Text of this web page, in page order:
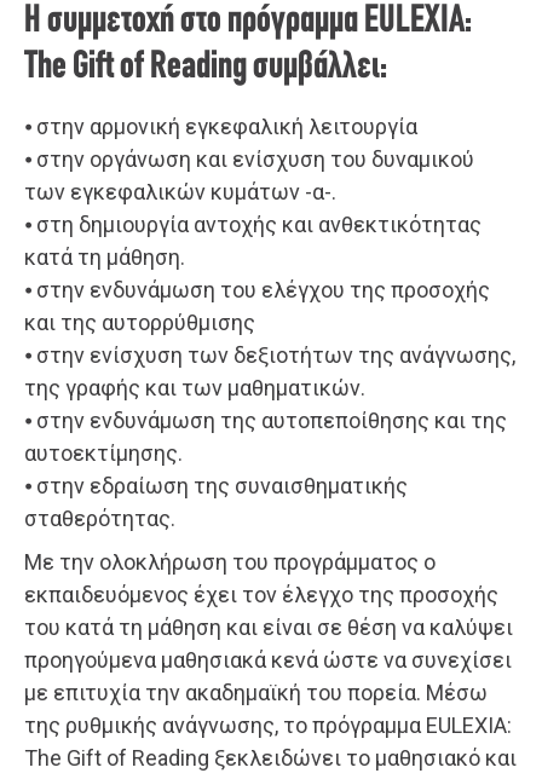
Η συμμετοχή στο πρόγραμμα EULEXIA:
The Gift of Reading συμβάλλει:
⦁ στην αρμονική εγκεφαλική λειτουργία
⦁ στην οργάνωση και ενίσχυση του δυναμικού
των εγκεφαλικών κυμάτων -α-.
⦁ στη δημιουργία αντοχής και ανθεκτικότητας
κατά τη μάθηση.
⦁ στην ενδυνάμωση του ελέγχου της προσοχής
και της αυτορρύθμισης
⦁ στην ενίσχυση των δεξιοτήτων της ανάγνωσης,
της γραφής και των μαθηματικών.
⦁ στην ενδυνάμωση της αυτοπεποίθησης και της
αυτοεκτίμησης.
⦁ στην εδραίωση της συναισθηματικής
σταθερότητας.
Με την ολοκλήρωση του προγράμματος ο
εκπαιδευόμενος έχει τον έλεγχο της προσοχής
του κατά τη μάθηση και είναι σε θέση να καλύψει
προηγούμενα μαθησιακά κενά ώστε να συνεχίσει
με επιτυχία την ακαδημαϊκή του πορεία. Μέσω
της ρυθμικής ανάγνωσης, το πρόγραμμα EULEXIA:
The Gift of Reading ξεκλειδώνει το μαθησιακό και